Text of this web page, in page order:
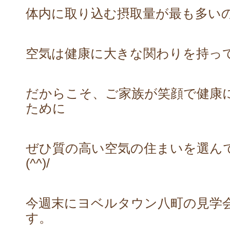
体内に取り込む摂取量が最も多い
空気は健康に大きな関わりを持っ
だからこそ、ご家族が笑顔で健康
ために
ぜひ質の高い空気の住まいを選ん
(^^)/
今週末にヨベルタウン八町の見学
す。